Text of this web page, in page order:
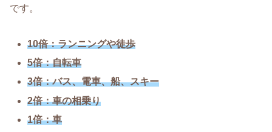
です。
10倍：ランニングや徒歩
5倍：自転車
3倍：バス、電車、船、スキー
2倍：車の相乗り
1倍：車